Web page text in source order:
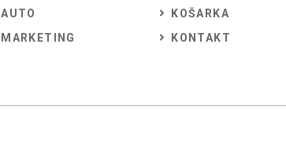
AUTO
MARKETING
KOŠARKA
KONTAKT